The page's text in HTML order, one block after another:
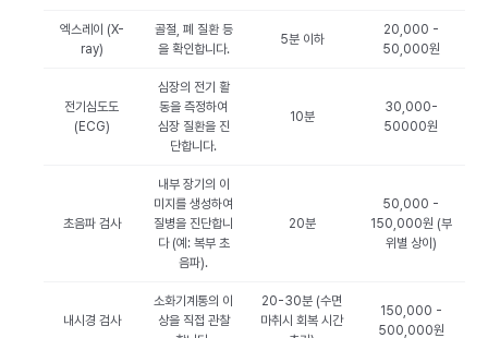
엑스레이 (X-
ray)
골절, 폐 질환 등
을 확인합니다.
5분 이하
20,000 -
50,000원
전기심도도
(ECG)
심장의 전기 활
동을 측정하여
심장 질환을 진
단합니다.
10분
30,000-
50000원
초음파 검사
내부 장기의 이
미지를 생성하여
질병을 진단합니
다 (예: 복부 초
음파).
20분
50,000 -
150,000원 (부
위별 상이)
내시경 검사
소화기계통의 이
상을 직접 관찰
20-30분 (수면
마취시 회복 시간
150,000 -
500,000원